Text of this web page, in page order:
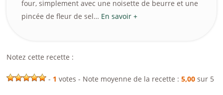
four, simplement avec une noisette de beurre et une
pincée de fleur de sel… En savoir +
Notez cette recette :
- 1 votes - Note moyenne de la recette :5,00 sur 5